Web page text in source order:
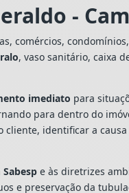
-
comércios,
ralo, vaso sanitário, caixa
imediato para
para dentro do
identificar a
Sabesp e às diretrizes
e preservação da